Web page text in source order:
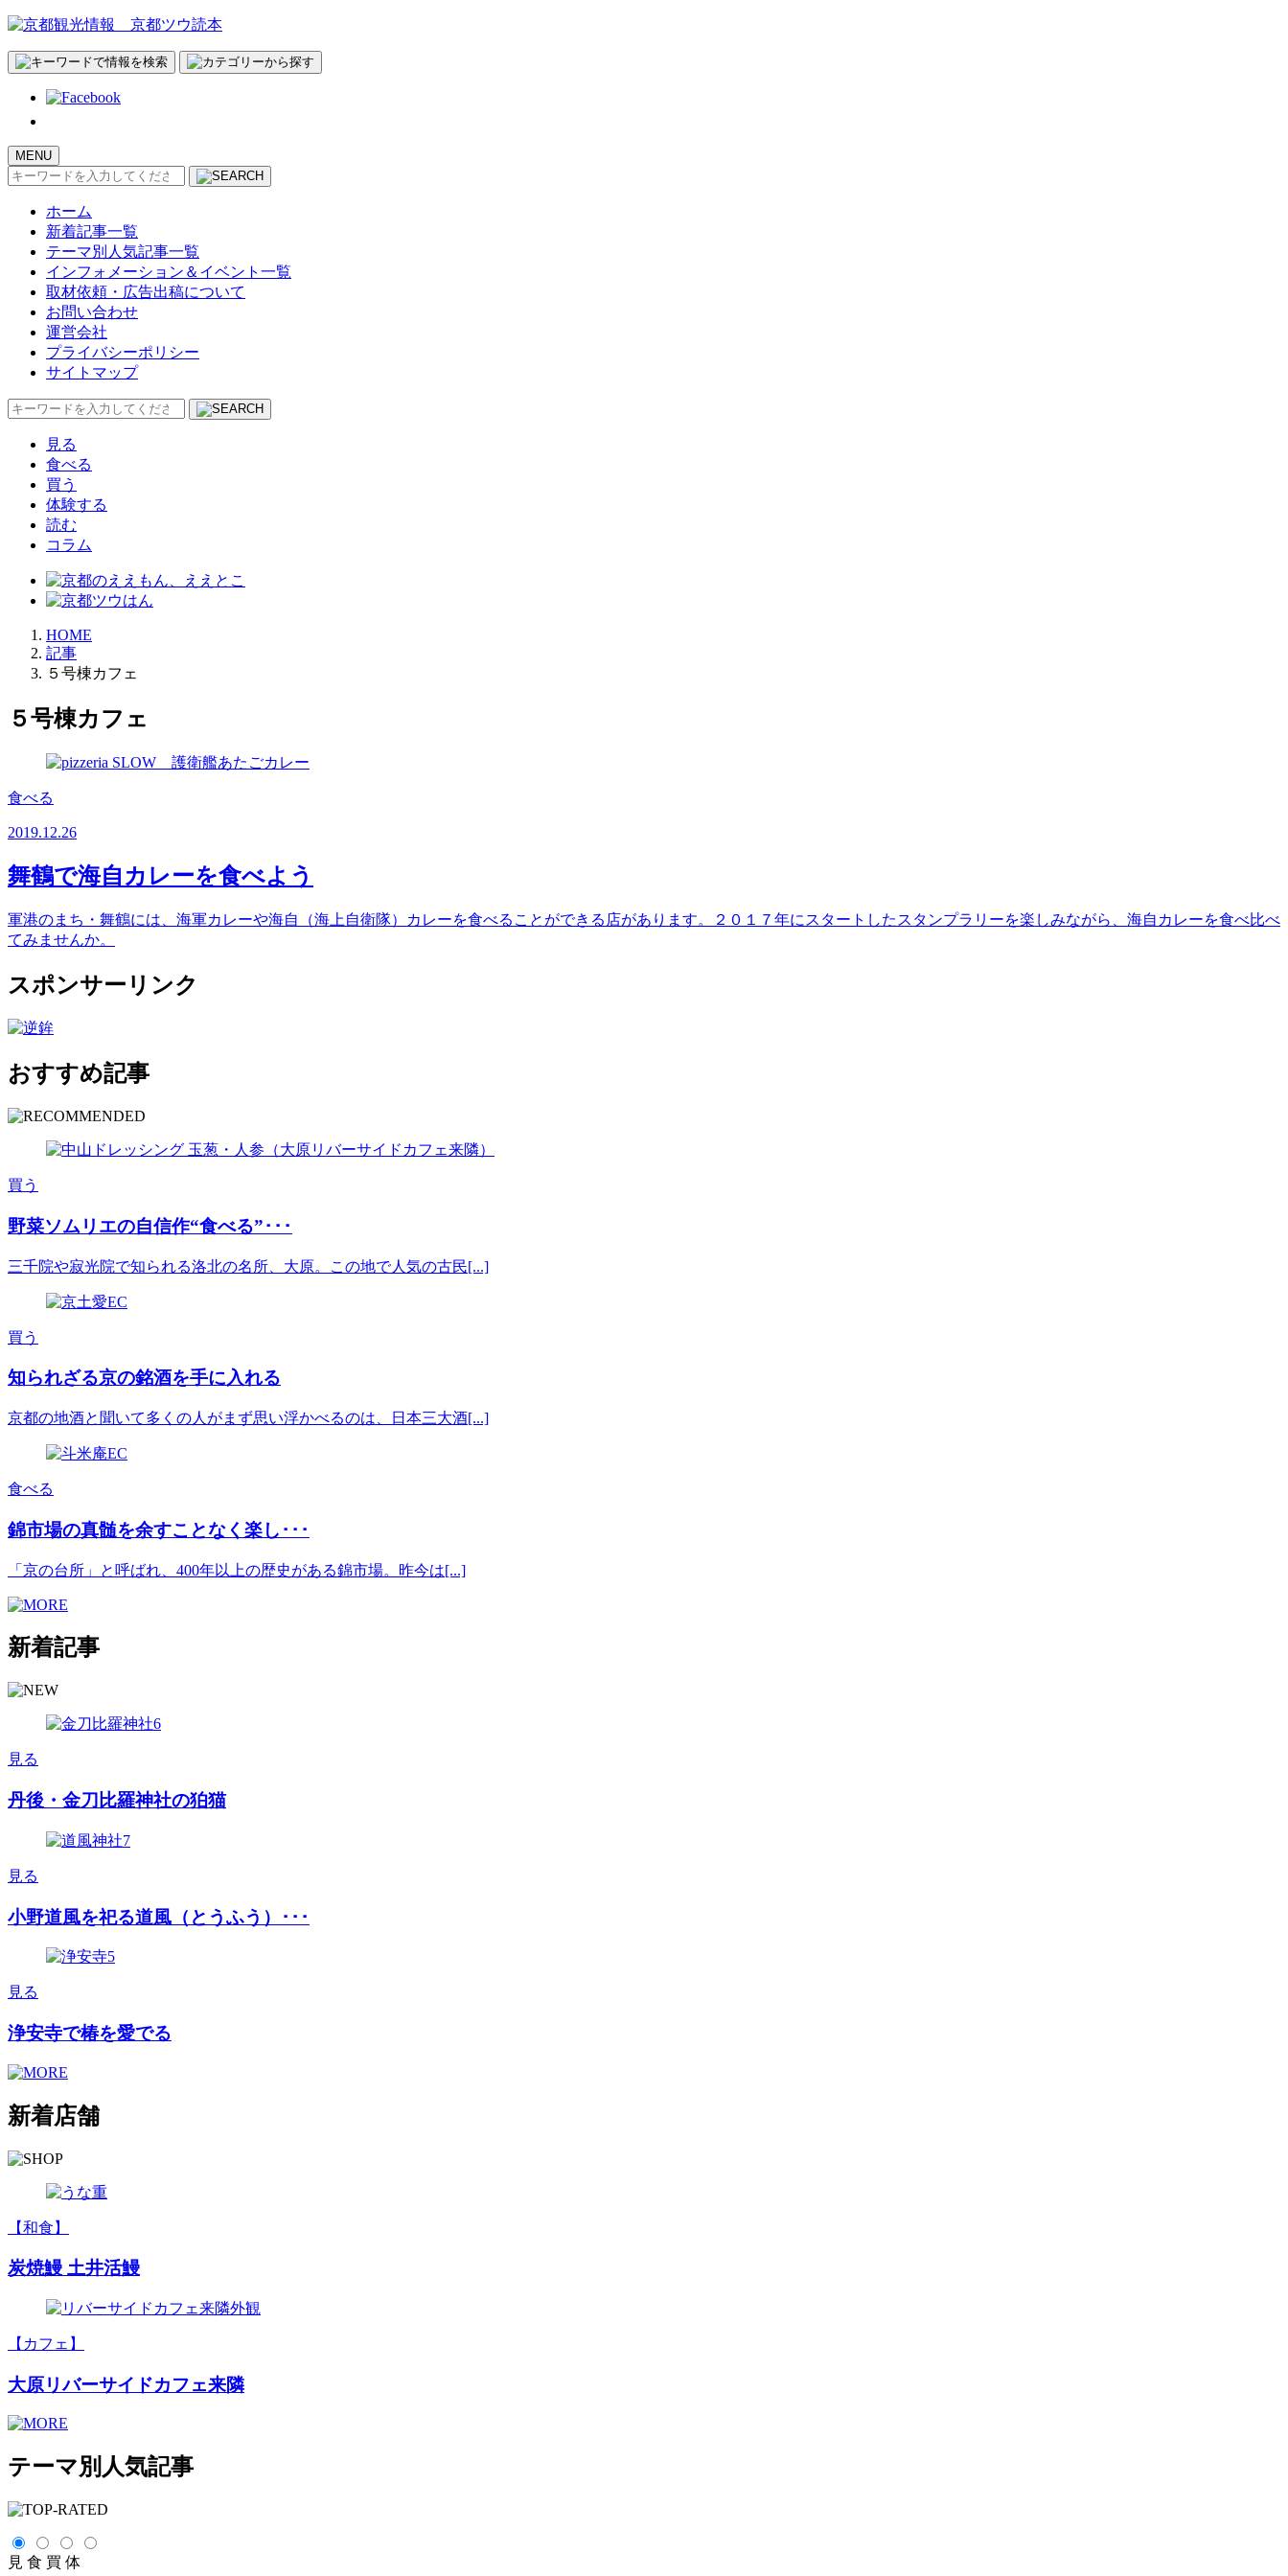
MENU
検
ホーム
新着記事一覧
テーマ別人気記事一覧
インフォメーション＆イベント一覧
取材依頼・広告出稿について
お問い合わせ
運営会社
プライバシーポリシー
サイトマップ
検
見る
食べる
買う
体験する
読む
コラム
HOME
記事
５号棟カフェ
５号棟カフェ
食べる
2019.12.26
舞鶴で海自カレーを食べよう
軍港のまち・舞鶴には、海軍カレーや海自（海上自衛隊）カレーを食べることができる店があります。２０１７年にスタートしたスタンプラリーを楽しみながら、海自カレーを食べ比べ
てみませんか。
スポンサーリンク
おすすめ記事
買う
野菜ソムリエの自信作“食べる”･･･
三千院や寂光院で知られる洛北の名所、大原。この地で人気の古民[...]
買う
知られざる京の銘酒を手に入れる
京都の地酒と聞いて多くの人がまず思い浮かべるのは、日本三大酒[...]
食べる
錦市場の真髄を余すことなく楽し･･･
「京の台所」と呼ばれ、400年以上の歴史がある錦市場。昨今は[...]
新着記事
見る
丹後・金刀比羅神社の狛猫
見る
小野道風を祀る道風（とうふう）･･･
見る
浄安寺で椿を愛でる
新着店舗
【和食】
炭焼鰻 土井活鰻
【カフェ】
大原リバーサイドカフェ来隣
テーマ別人気記事
見 食 買 体